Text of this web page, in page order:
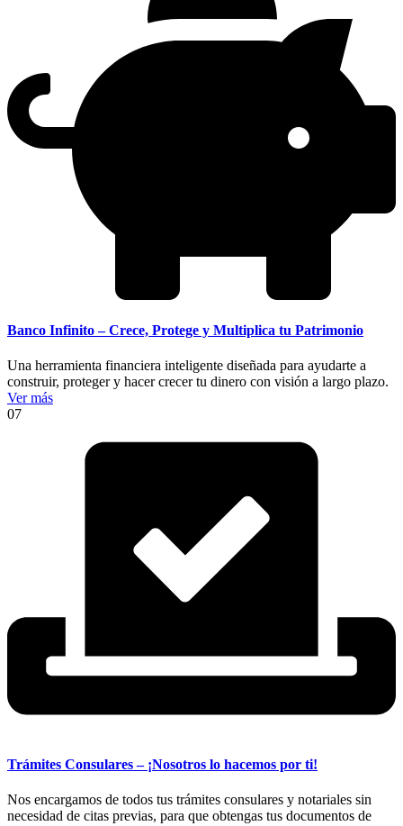
Banco Infinito – Crece, Protege y Multiplica tu Patrimonio
Una herramienta financiera inteligente diseñada para ayudarte a
construir, proteger y hacer crecer tu dinero con visión a largo plazo.
Ver más
07
Trámites Consulares – ¡Nosotros lo hacemos por ti!
Nos encargamos de todos tus trámites consulares y notariales sin
necesidad de citas previas, para que obtengas tus documentos de